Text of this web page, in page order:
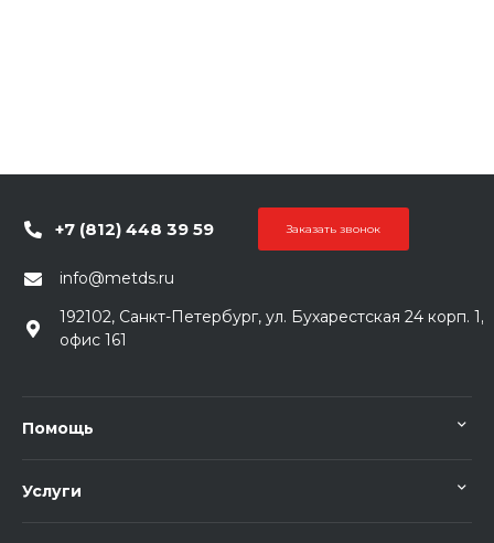
+7 (812) 448 39 59 Заказать звонок
info@metds.ru
192102, Санкт-Петербург, ул. Бухарестская 24 корп. 1,
офис 161
Помощь
Услуги